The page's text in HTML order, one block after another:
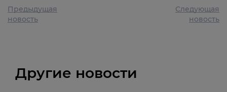
Предыдущая
новость
Следующая
новость
Другие новости